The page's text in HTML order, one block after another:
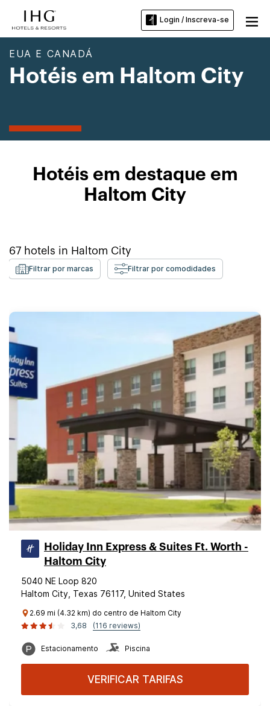
Login / Inscreva-se
EUA E CANADÁ
Hotéis em Haltom City
Hotéis em destaque em
Haltom City
67 hotels in Haltom City
Filtrar por marcas Filtrar por comodidades
Holiday Inn Express & Suites Ft. Worth -
Haltom City
5040 NE Loop 820
Haltom City, Texas 76117, United States
2.69 mi (4.32 km) do centro de Haltom City
3,68
(116 reviews)
Estacionamento Piscina
VERIFICAR TARIFAS